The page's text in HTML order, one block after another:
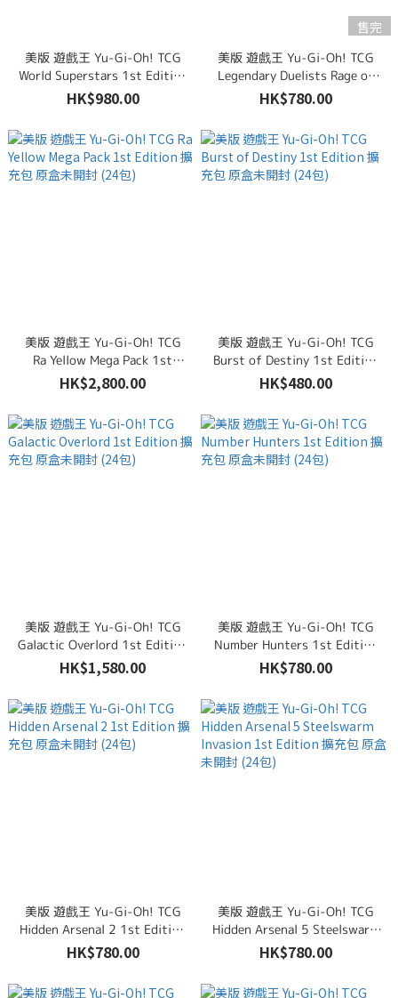
美版 遊戲王 Yu-Gi-Oh! TCG
World Superstars 1st Edition
擴充包 原盒未開封 (24包)
HK$980.00
售完
美版 遊戲王 Yu-Gi-Oh! TCG
Legendary Duelists Rage of
Ra 1st Edition 擴充包 原盒未
開封 (36包)
HK$780.00
美版 遊戲王 Yu-Gi-Oh! TCG
Ra Yellow Mega Pack 1st
Edition 擴充包 原盒未開封 (24
包)
HK$2,800.00
美版 遊戲王 Yu-Gi-Oh! TCG
Burst of Destiny 1st Edition
擴充包 原盒未開封 (24包)
HK$480.00
美版 遊戲王 Yu-Gi-Oh! TCG
Galactic Overlord 1st Edition
擴充包 原盒未開封 (24包)
HK$1,580.00
美版 遊戲王 Yu-Gi-Oh! TCG
Number Hunters 1st Edition
擴充包 原盒未開封 (24包)
HK$780.00
美版 遊戲王 Yu-Gi-Oh! TCG
Hidden Arsenal 2 1st Edition
擴充包 原盒未開封 (24包)
HK$780.00
美版 遊戲王 Yu-Gi-Oh! TCG
Hidden Arsenal 5 Steelswarm
Invasion 1st Edition 擴充包
原盒未開封 (24包)
HK$780.00